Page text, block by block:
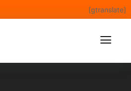
[gtranslate]